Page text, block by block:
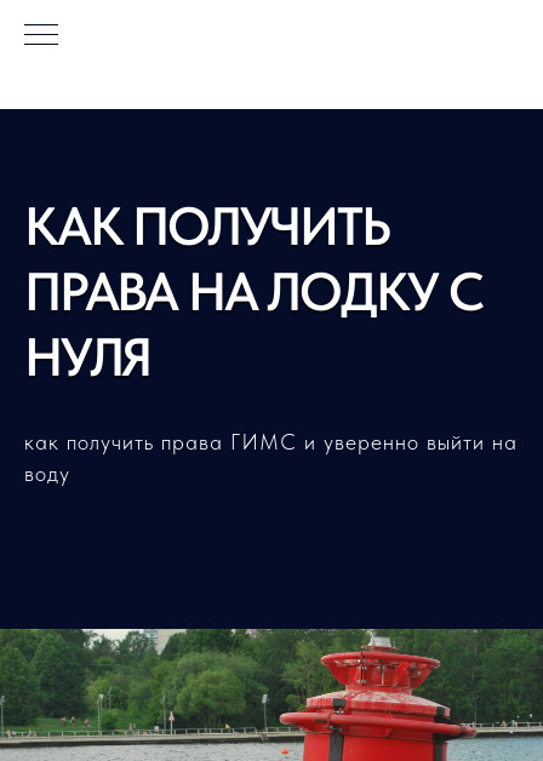
КАК ПОЛУЧИТЬ
ПРАВА НА ЛОДКУ С
НУЛЯ
как получить права ГИМС и уверенно выйти на
воду